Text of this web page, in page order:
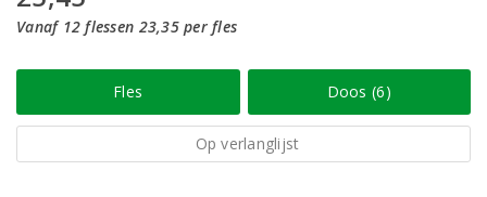
Vanaf 12 flessen 23,35 per fles
Fles Doos (6)
Op verlanglijst